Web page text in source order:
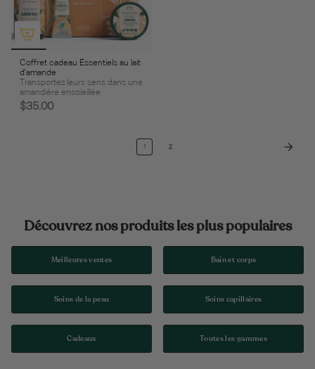
Coffret cadeau Essentiels au lait
d'amande
Transportez leurs sens dans une
amandière ensoleillée
$35.00
1 2
Découvrez nos produits les plus populaires
Meilleures ventes Bain et corps
Soins de la peau Soins capillaires
Cadeaux Toutes les gammes